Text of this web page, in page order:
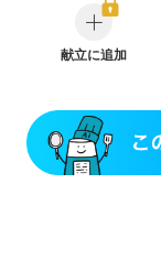
糖尿病性腎症（第
CKD（ステージ２）
乳がん（抗がん剤
産後（ミルク）
フレイル（年齢
ニキビ・肌荒れ
献立に追加